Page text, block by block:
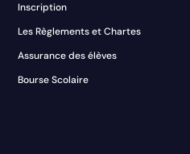
Inscription
Les Règlements et Chartes
Assurance des élèves
Bourse Scolaire